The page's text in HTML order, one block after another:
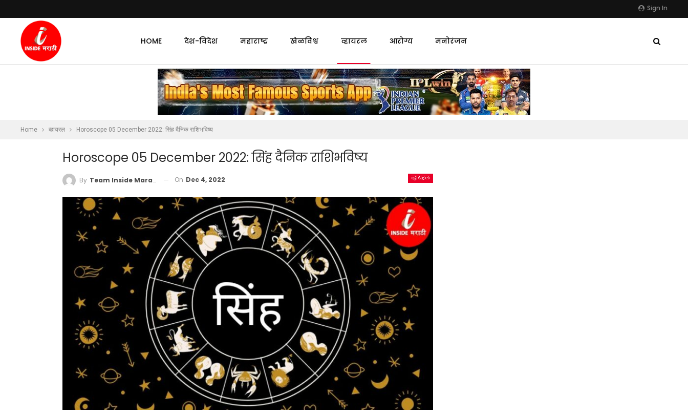
Sign In
HOME देश-विदेश महाराष्ट्र खेळविश्व व्हायरल आरोग्य मनोरंजन
Home व्हायरल Horoscope 05 December 2022: सिंह दैनिक राशिभविष्य
Horoscope 05 December 2022: सिंह दैनिक राशिभविष्य
व्हायरल
By Team Inside Marathi On Dec 4, 2022